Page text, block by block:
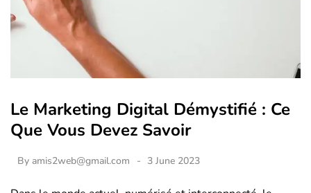
Le Marketing Digital Démystifié : Ce
Que Vous Devez Savoir
By amis2web@gmail.com 3 June 2023